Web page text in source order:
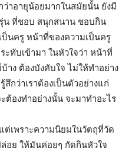
าอายุน้อยมากในสมัยนั้น ยังมี
น ที่ชอบ สนุกสนาน ชอบกิน
ป็นครู หน้าที่ของความเป็นครู
ทับเข้ามา ในหัวใจว่า หน้าที่
าง ต้องบังคับใจ ไม่ให้ทำอย่าง
กว่าเราต้องเป็นตัวอย่างแก่
ะต้องทำอย่างนั้น จะมาทำอะไร
เพราะความนิยมในวัตถุที่วัด
อย ให้มันค่อยๆ กัดกินหัวใจ